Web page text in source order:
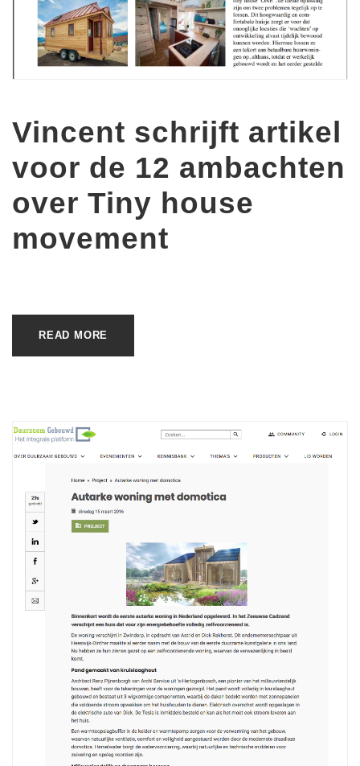
Vincent schrijft artikel
voor de 12 ambachten
over Tiny house
movement
READ MORE